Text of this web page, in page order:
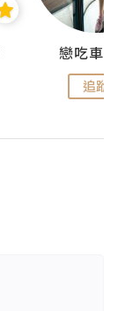
戀吃車
追蹤